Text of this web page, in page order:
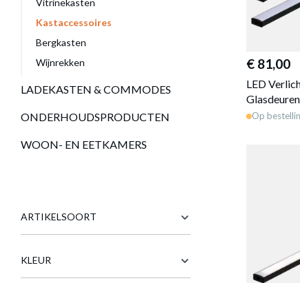
Vitrinekasten
Kastaccessoires
Bergkasten
Wijnrekken
LADEKASTEN & COMMODES
ONDERHOUDSPRODUCTEN
WOON- EN EETKAMERS
ARTIKELSOORT
KLEUR
€ 81,00
LED
Op